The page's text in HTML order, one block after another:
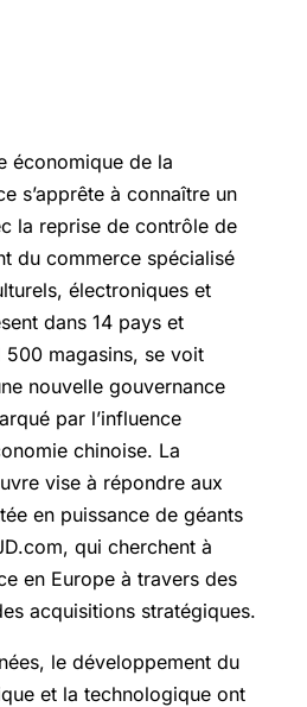
économique de la
s’apprête à connaître un
la reprise de contrôle de
du commerce spécialisé
électroniques et
dans 14 pays et
500 magasins, se voit
nouvelle gouvernance
par l’influence
chinoise. La
vise à répondre aux
en puissance de géants
qui cherchent à
en Europe à travers des
acquisitions stratégiques.
le développement du
et la technologique ont